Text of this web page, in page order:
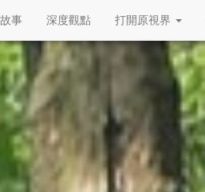
事 深度觀點 打開原視界